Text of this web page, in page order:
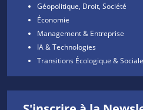
Géopolitique, Droit, Société
Économie
Management & Entreprise
IA & Technologies
Transitions Écologique & Sociale